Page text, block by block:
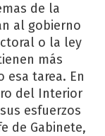
de la
al gobierno
o la ley
más
esa tarea. En
del Interior
esfuerzos
de Gabinete,